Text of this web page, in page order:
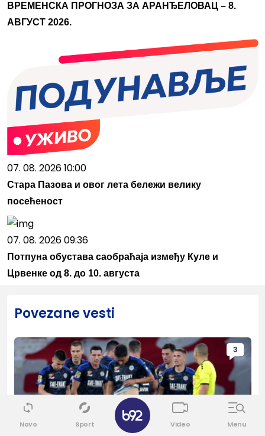
ВРЕМЕНСКА ПРОГНОЗА ЗА АРАНЂЕЛОВАЦ – 8.
АВГУСТ 2026.
07. 08. 2026 10:00
Стара Пазова и овог лета бележи велику
посећеност
07. 08. 2026 09:36
Потпуна обустава саобраћаја између Куле и
Црвенке од 8. до 10. августа
Povezane vesti
3
Novo Sport Video Menu
✕